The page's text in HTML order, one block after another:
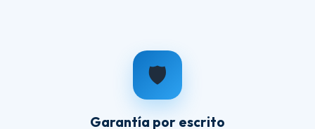
🛡️
Garantía por escrito